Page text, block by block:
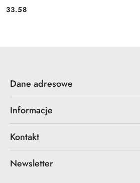
Cena:
33.58
Dane adresowe
Informacje
Kontakt
Newsletter